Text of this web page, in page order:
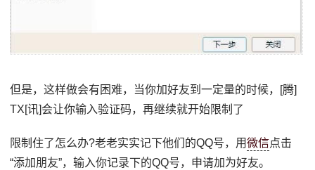
但是，这样做会有困难，当你加好友到一定量的时候，[腾]
TX[讯]会让你输入验证码，再继续就开始限制了
限制住了怎么办?老老实实记下他们的QQ号，用微信点击
“添加朋友”，输入你记录下的QQ号，申请加为好友。